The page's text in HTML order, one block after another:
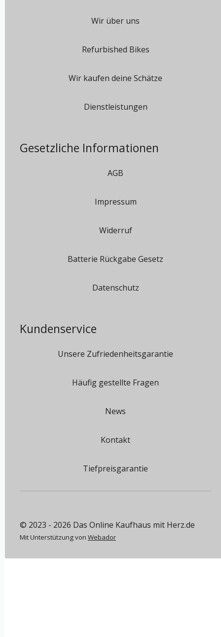
Wir über uns
Refurbished Bikes
Wir kaufen deine Schätze
Dienstleistungen
Gesetzliche Informationen
AGB
Impressum
Widerruf
Batterie Rückgabe Gesetz
Datenschutz
Kundenservice
Unsere Zufriedenheitsgarantie
Häufig gestellte Fragen
News
Kontakt
Tiefpreisgarantie
© 2023 - 2026 Das Online Kaufhaus mit Herz.de
Mit Unterstützung von Webador